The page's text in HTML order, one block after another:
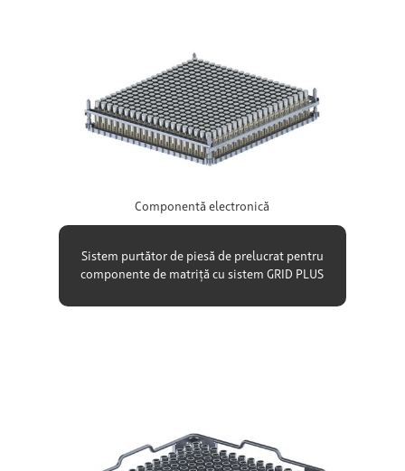
Componentă electronică
Sistem purtător de piesă de prelucrat pentru
componente de matriță cu sistem GRID PLUS